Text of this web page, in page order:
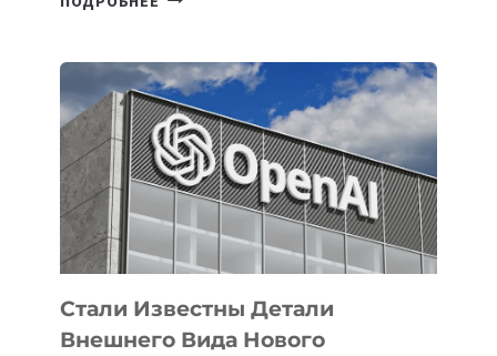
ПРИОРИТЕТНЫЕ
ЗАДАЧИ
ПО
РАЗВИТИЮ
ЭКОСИСТЕМЫ
ИСКУССТВЕННОГО
ИНТЕЛЛЕКТА
Стали Известны Детали
Внешнего Вида Нового